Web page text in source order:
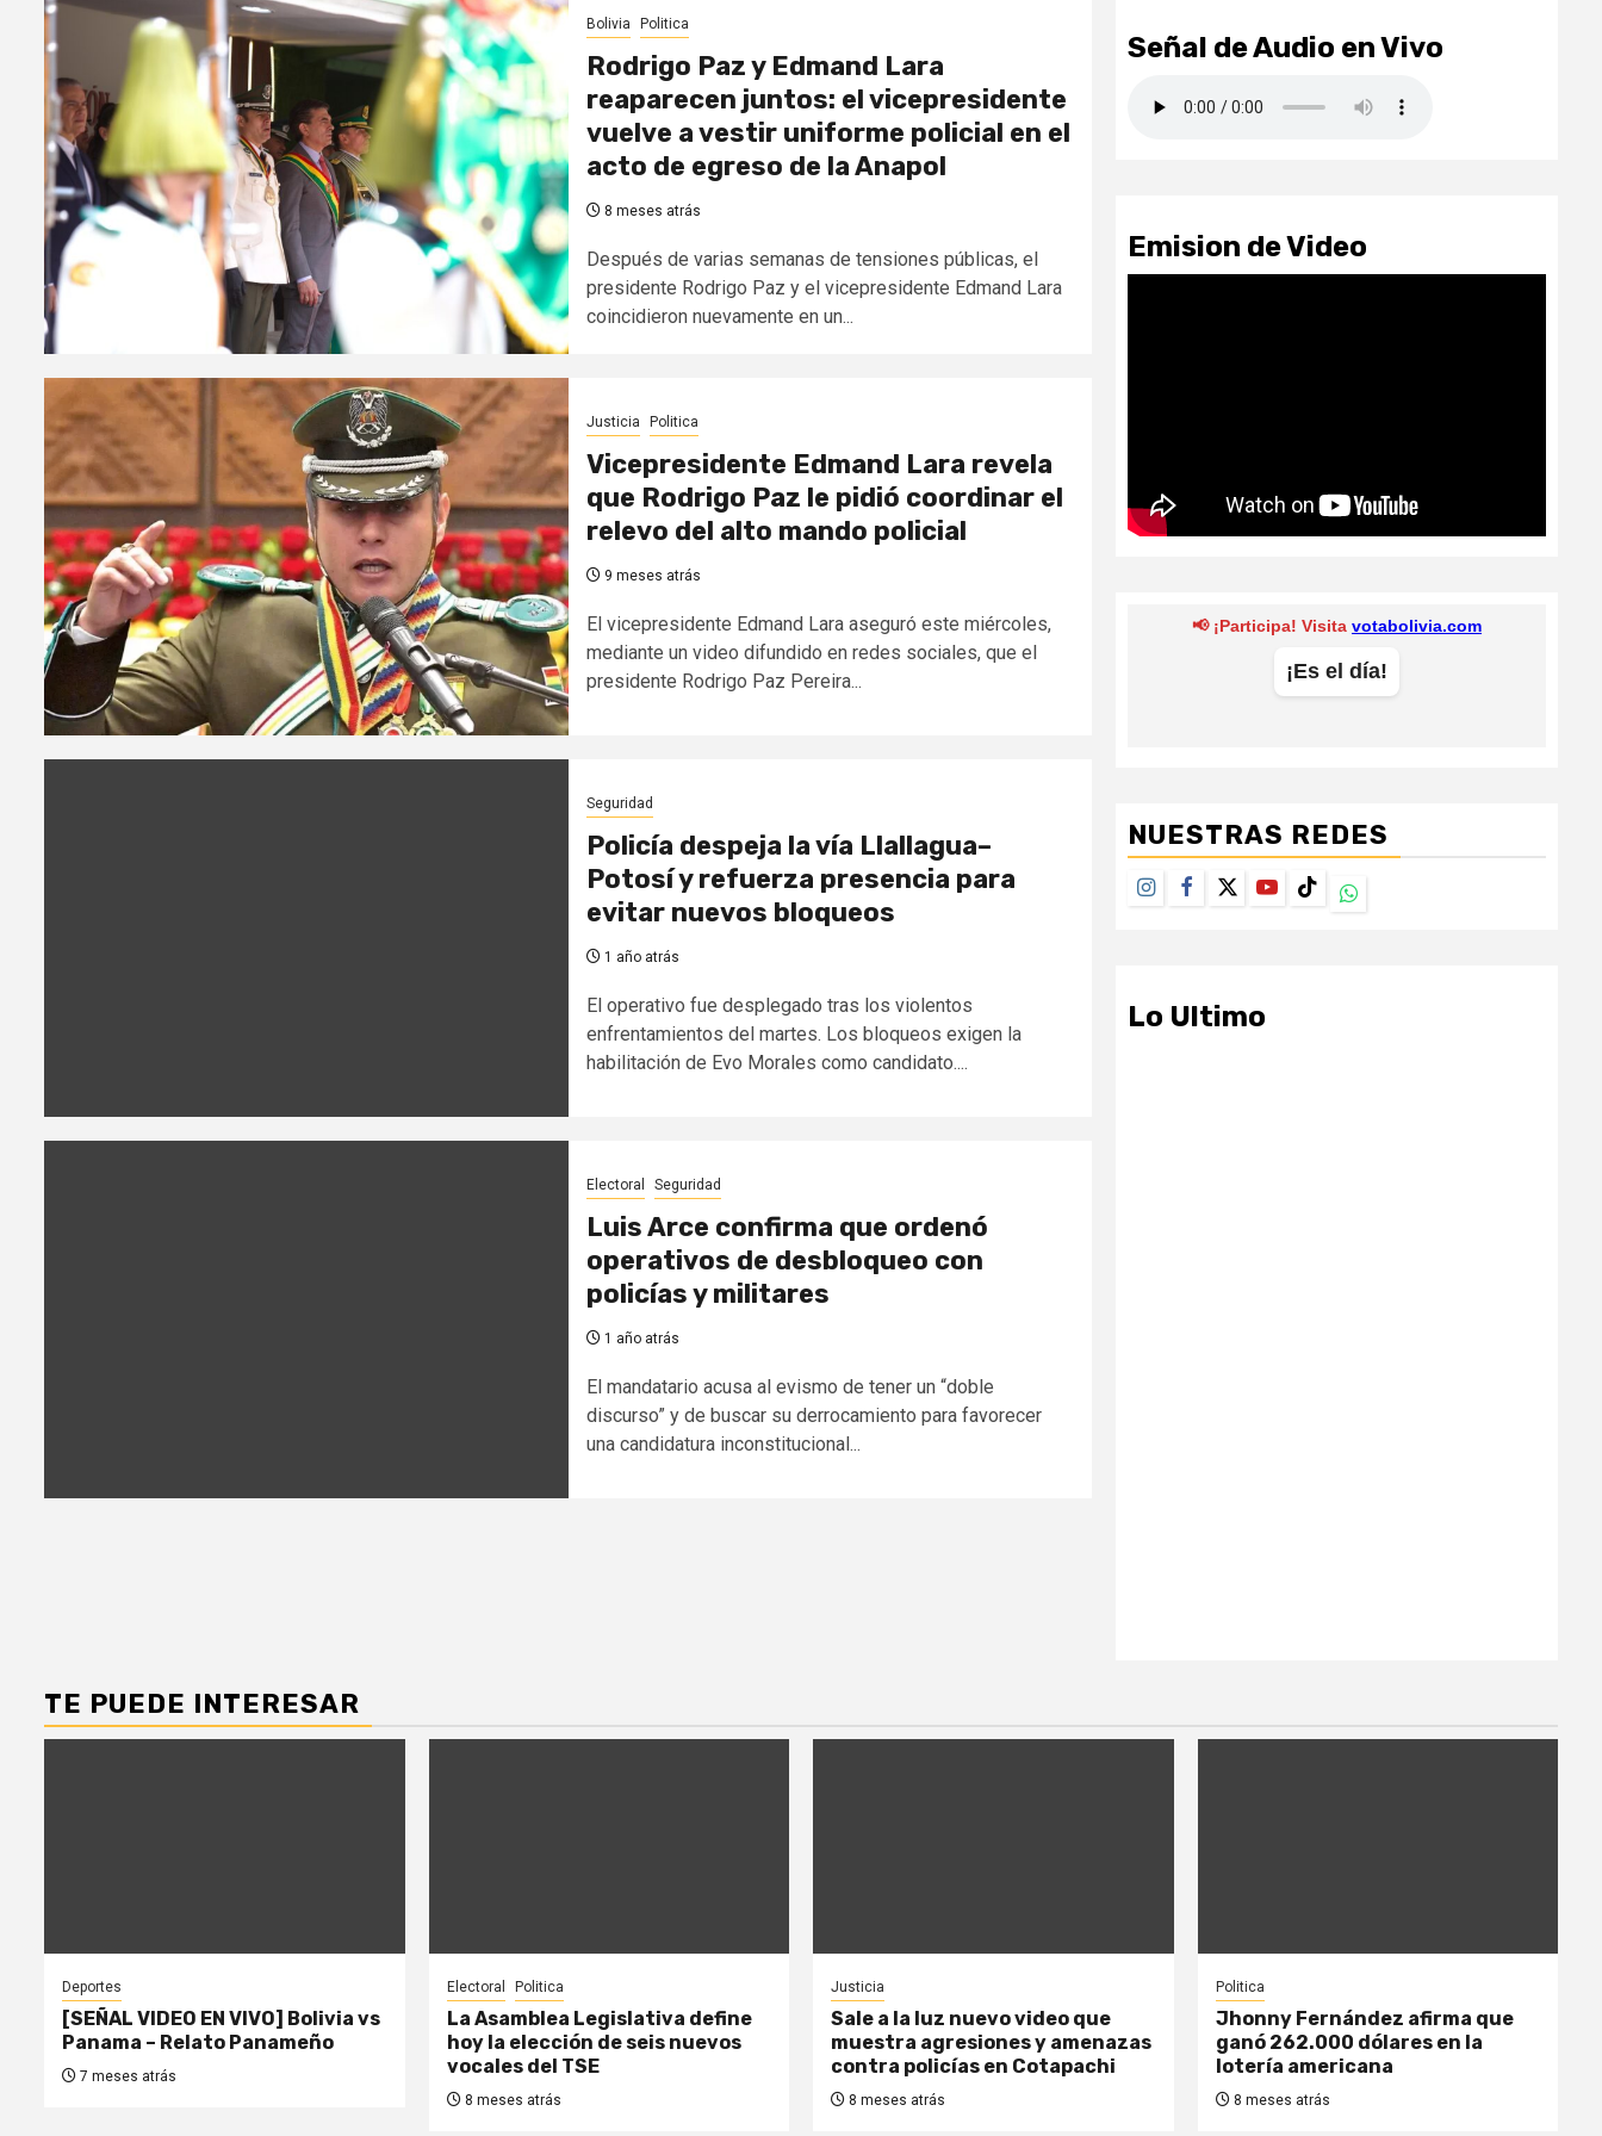
Bolivia Politica
Rodrigo Paz y Edmand Lara
reaparecen juntos: el vicepresidente
vuelve a vestir uniforme policial en el
acto de egreso de la Anapol
8 meses atrás
Después de varias semanas de tensiones públicas, el
presidente Rodrigo Paz y el vicepresidente Edmand Lara
coincidieron nuevamente en un...
Justicia Politica
Vicepresidente Edmand Lara revela
que Rodrigo Paz le pidió coordinar el
relevo del alto mando policial
9 meses atrás
El vicepresidente Edmand Lara aseguró este miércoles,
mediante un video difundido en redes sociales, que el
presidente Rodrigo Paz Pereira...
Seguridad
Policía despeja la vía Llallagua–
Potosí y refuerza presencia para
evitar nuevos bloqueos
1 año atrás
El operativo fue desplegado tras los violentos
enfrentamientos del martes. Los bloqueos exigen la
habilitación de Evo Morales como candidato....
Electoral Seguridad
Luis Arce confirma que ordenó
operativos de desbloqueo con
policías y militares
1 año atrás
El mandatario acusa al evismo de tener un “doble
discurso” y de buscar su derrocamiento para favorecer
una candidatura inconstitucional...
Señal de Audio en Vivo
Emision de Video
NUESTRAS REDES
Instagram
Facebook
TwitterYoutubeTikTokWhatsapp
Lo Ultimo
TE PUEDE INTERESAR
Deportes
[SEÑAL VIDEO EN VIVO] Bolivia vs
Panama – Relato Panameño
7 meses atrás
Electoral Politica
La Asamblea Legislativa define
hoy la elección de seis nuevos
vocales del TSE
8 meses atrás
Justicia
Sale a la luz nuevo video que
muestra agresiones y amenazas
contra policías en Cotapachi
8 meses atrás
Politica
Jhonny Fernández afirma que
ganó 262.000 dólares en la
lotería americana
8 meses atrás